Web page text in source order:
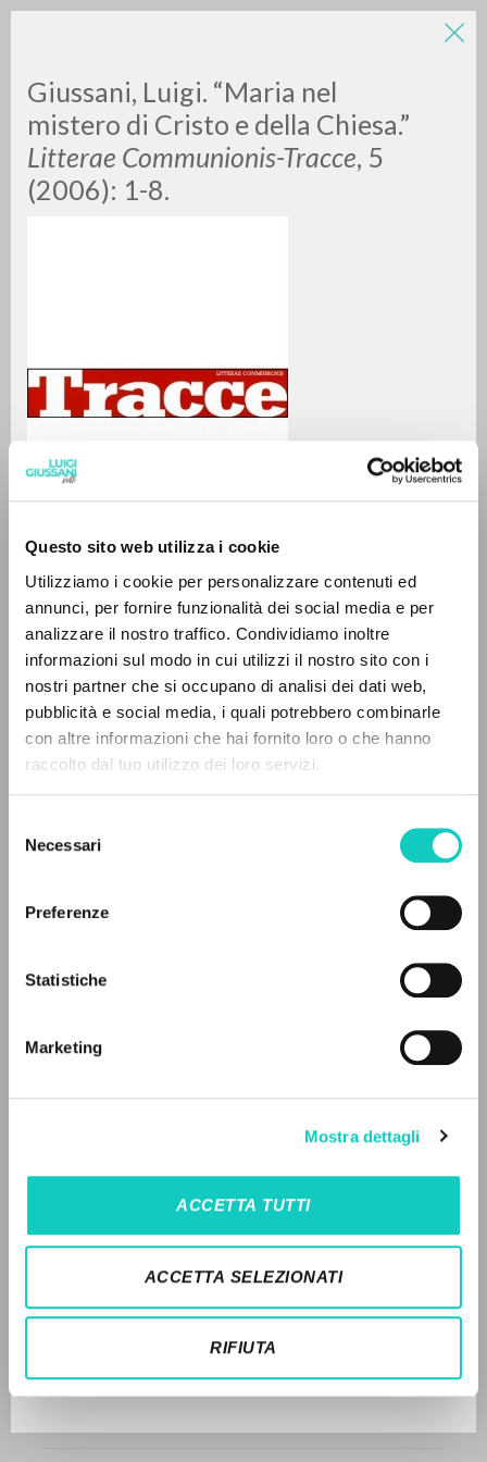
Questo sito web utilizza i cookie
Utilizziamo i cookie per personalizzare contenuti ed
annunci, per fornire funzionalità dei social media e per
analizzare il nostro traffico. Condividiamo inoltre
informazioni sul modo in cui utilizzi il nostro sito con i
nostri partner che si occupano di analisi dei dati web,
pubblicità e social media, i quali potrebbero combinarle
con altre informazioni che hai fornito loro o che hanno
raccolto dal tuo utilizzo dei loro servizi.
delNecessari
Preferenze
Statistiche
Marketing
Mostra dettagli
ACCETTA TUTTI
ACCETTA SELEZIONATI
RIFIUTA
Giussani, Luigi. “Maria nel
mistero di Cristo e della Chiesa.”
Litterae Communionis-Tracce, 5
(2006): 1-8.
Giussani Luigi Autore
Italiano
Litterae Communionis-Tracce
2006
Pagine: 8
ULTIMO AGGIORNAMENTO
21/02/2020
LEGGI IL FULL TEXT NELL'EDIZIONE
DISPONIBILE
2008 - La familiarità con Cristo: Meditazioni sull'anno
liturgico - San Paolo - Italiano (pp. 145-162)
TRADUZIONI
OPERE COLLEGATE
TRADUZIONI OPERE COLLEGATE
NOMI
0DOCUMENTI TROVATI
IL PROGETTO
testi integrali in 5 lingue e percorsi tematici
Italiano Inglese Spagnolo
NEWSLETTER
eventi e percorsi editoriali.